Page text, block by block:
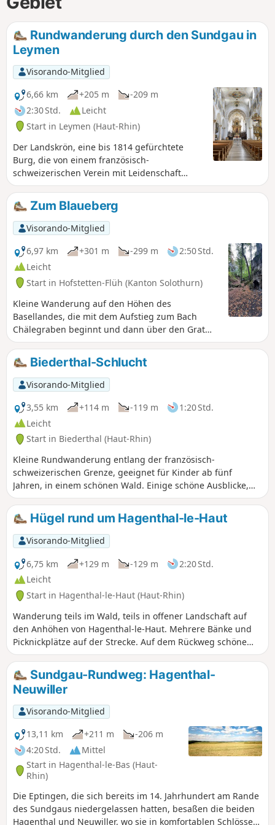
Rundwanderung durch den Sundgau in
Leymen
Visorando-Mitglied
6,66 km
+205 m
-209 m
2:30 Std.
Leicht
Start in Leymen (Haut-Rhin)
Der Landskrön, eine bis 1814 gefürchtete
Burg, die von einem französisch-
schweizerischen Verein mit Leidenschaft
gepflegt wird, und Mariastein, wo jedes Jahr
Scharen von Pilgern zum Beten kommen, sind
die Höhepunkte dieser herrlichen
Wanderung, die auf beiden Seiten der Grenze
schöne Ausblicke bietet.
Zum Blaueberg
Visorando-Mitglied
6,97 km
+301 m -299 m
2:50 Std.
Leicht
Start in Hofstetten-Flüh (Kanton Solothurn)
Kleine Wanderung auf den Höhen des
Basellandes, die mit dem Aufstieg zum Bach
Chälegraben beginnt und dann über den Grat
zum Blauepass führt, um die Aussicht auf die
elsässische Ebene auf der einen Seite und die
Hügel des Schweizer Jura auf der anderen Seite
zu entdecken.
Biederthal-Schlucht
Visorando-Mitglied
3,55 km
+114 m -119 m
1:20 Std.
Leicht
Start in Biederthal (Haut-Rhin)
Kleine Rundwanderung entlang der französisch-
schweizerischen Grenze, geeignet für Kinder ab fünf
Jahren, in einem schönen Wald. Einige schöne Ausblicke,
die an einem Sehenswürdigkeit enden, dem Canyon de
Biederthal, einer in den Kalkstein gegrabenen geologischen
Formation.
Hügel rund um Hagenthal-le-Haut
Visorando-Mitglied
6,75 km
+129 m -129 m
2:20 Std.
Leicht
Start in Hagenthal-le-Haut (Haut-Rhin)
Wanderung teils im Wald, teils in offener Landschaft auf
den Anhöhen von Hagenthal-le-Haut. Mehrere Bänke und
Picknickplätze auf der Strecke. Auf dem Rückweg schöne
Ausblicke auf den Jura, Basel, Chrischona und die
umliegenden Hügel.
Sundgau-Rundweg: Hagenthal-
Neuwiller
Visorando-Mitglied
13,11 km
+211 m
-206 m
4:20 Std.
Mittel
Start in Hagenthal-le-Bas (Haut-
Rhin)
Die Eptingen, die sich bereits im 14. Jahrhundert am Rande
des Sundgaus niedergelassen hatten, besaßen die beiden
Hagenthal und Neuwiller, wo sie in komfortablen Schlössern